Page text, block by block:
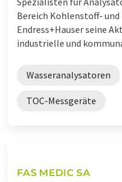
Bereich Kohlenstoff-
Endress+Hauser seine
industrielle und
Wasseranalysatoren
TOC-Messgeräte
FAS MEDIC SA